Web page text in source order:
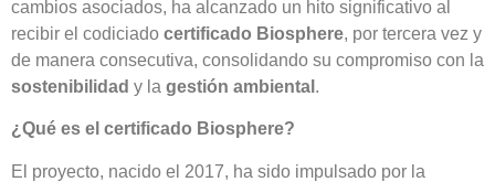
cambios asociados, ha alcanzado un hito significativo al
recibir el codiciado certificado Biosphere, por tercera vez y
de manera consecutiva, consolidando su compromiso con la
sostenibilidad y la gestión ambiental .
¿Qué es el certificado Biosphere?
El proyecto, nacido el 2017, ha sido impulsado por la